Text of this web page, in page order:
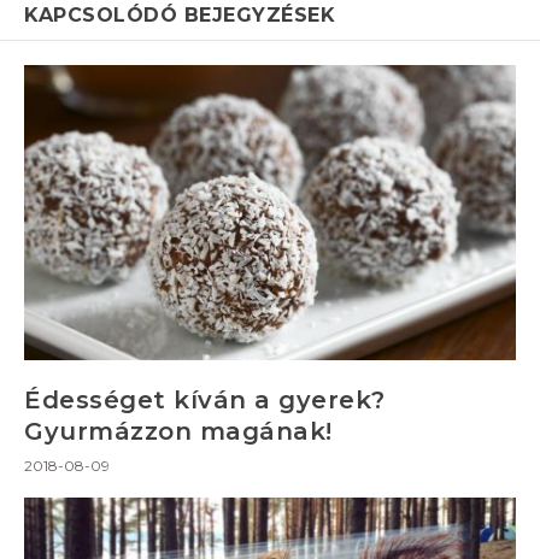
KAPCSOLÓDÓ BEJEGYZÉSEK
Édességet kíván a gyerek?
Gyurmázzon magának!
2018-08-09